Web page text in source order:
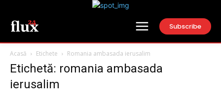
Subscribe
Acasă Etichete Romania ambasada ierusalim
Etichetă: romania ambasada
ierusalim